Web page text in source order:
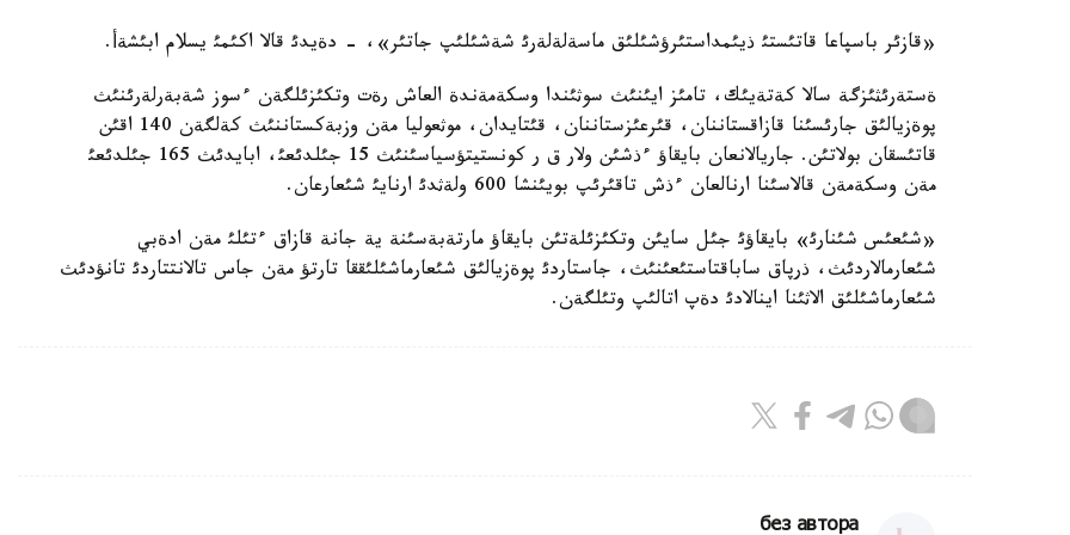
«قازئر باسپاعا قاتئستئ ذيئمداستئرؤشئلئق ماسةلةلةرئ شةشئلئپ جاتئر»، - دةيدئ قالا اكئمئ يسلام ابئشةأ.
ةستةرئثئزگة سالا كةتةيئك، تامئز ايئنئث سوثئندا وسكةمةندة العاش رةت وتكئزئلگةن ءسوز شةبةرلةرئنئث
پوةزيالئق جارئسئنا قازاقستاننان، قئرعئزستاننان، قئتايدان، موثعوليا مةن وزبةكستاننئث كةلگةن 140 اقئن
قاتئسقان بولاتئن. جاريالانعان بايقاؤ ءذشئن ولار ق ر كونستيتؤسياسئنئث 15 جئلدئعئ، ابايدئث 165 جئلدئعئ
مةن وسكةمةن قالاسئنا ارنالعان ءذش تاقئرئپ بويئنشا 600 ولةثدئ ارنايئ شئعارعان.
«شئعئس شئنارئ» بايقاؤئ جئل سايئن وتكئزئلةتئن بايقاؤ مارتةبةسئنة ية جانة قازاق ءتئلئ مةن ادةبي
شئعارمالاردئث، ذرپاق ساباقتاستئعئنئث، جاستاردئ پوةزيالئق شئعارماشئلئققا تارتؤ مةن جاس تالانتتاردئ تانؤدئث
شئعارماشئلئق الاثئنا اينالادئ دةپ اتالئپ وتئلگةن.
без автора